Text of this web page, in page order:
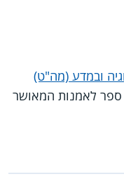
ובמדע (מה"ט)
ספר לאמנות המאושר